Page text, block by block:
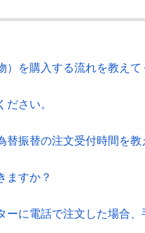
を購入する流れを教えて
さい。
振替の注文受付時間を教
ますか？
ーに電話で注文した場合